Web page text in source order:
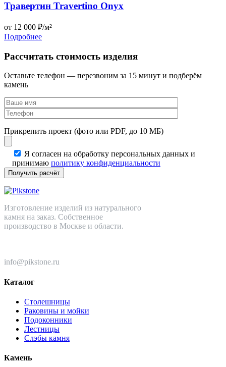
Травертин Travertino Onyx
от 12 000 ₽/м²
Подробнее
Рассчитать стоимость изделия
Оставьте телефон — перезвоним за 15 минут и подберём
камень
Прикрепить проект (фото или PDF, до 10 МБ)
Я согласен на обработку персональных данных и
принимаю политику конфиденциальности
Изготовление изделий из натурального
камня на заказ. Собственное
производство в Москве и области.
info@pikstone.ru
Каталог
Столешницы
Раковины и мойки
Подоконники
Лестницы
Слэбы камня
Камень